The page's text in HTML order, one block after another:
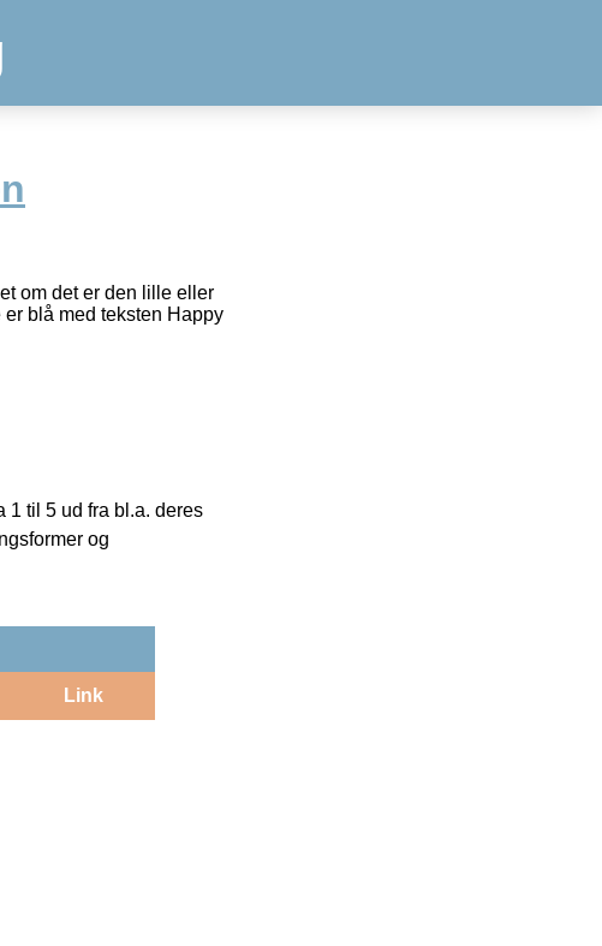
om det er den lille eller
blå med teksten Happy
1 til 5 ud fra bl.a. deres
og
Link